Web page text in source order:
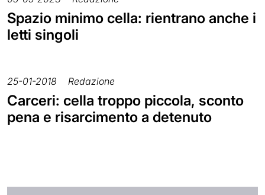
Spazio minimo cella: rientrano anche i
letti singoli
25-01-2018 Redazione
Carceri: cella troppo piccola, sconto
pena e risarcimento a detenuto